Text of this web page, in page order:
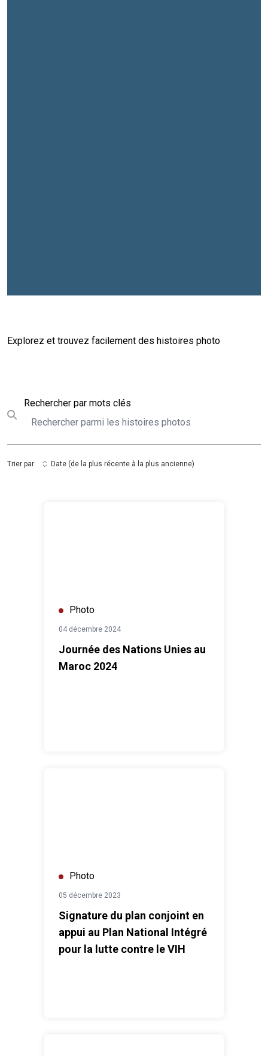
Explorez et trouvez facilement des histoires photo
Submit search
Rechercher par mots clés
Trier par Date (de la plus récente à la plus ancienne)
Photo
04 décembre 2024
Journée des Nations Unies au
Maroc 2024
Photo
05 décembre 2023
Signature du plan conjoint en
appui au Plan National Intégré
pour la lutte contre le VIH